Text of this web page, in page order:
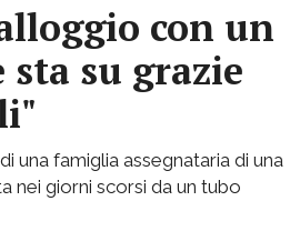
con un
sta su grazie
una famiglia assegnataria di una
nei giorni scorsi da un tubo